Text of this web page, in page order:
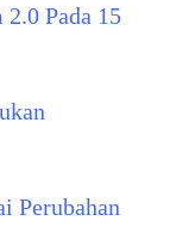
Pada 15
Perubahan